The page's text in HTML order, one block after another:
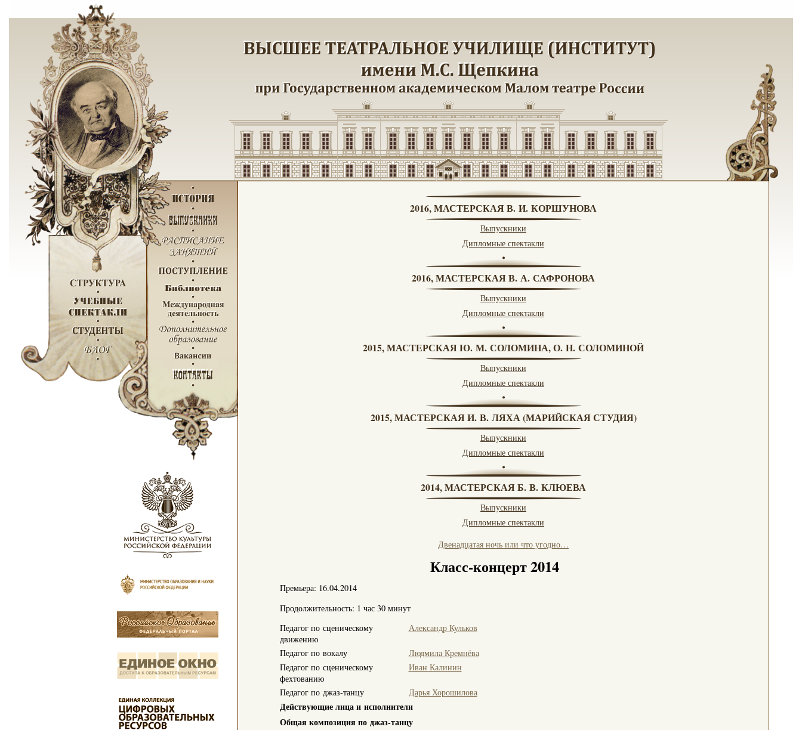
2016, МАСТЕРСКАЯ В. И. КОРШУНОВА
Выпускники
Дипломные спектакли
2016, МАСТЕРСКАЯ В. А. САФРОНОВА
Выпускники
Дипломные спектакли
2015, МАСТЕРСКАЯ Ю. М. СОЛОМИНА, О. Н. СОЛОМИНОЙ
Выпускники
Дипломные спектакли
2015, МАСТЕРСКАЯ И. В. ЛЯХА (МАРИЙСКАЯ СТУДИЯ)
Выпускники
Дипломные спектакли
2014, МАСТЕРСКАЯ Б. В. КЛЮЕВА
Выпускники
Дипломные спектакли
Двенадцатая ночь или что угодно…
Класс-концерт 2014
Премьера: 16.04.2014
Продолжительность: 1 час 30 минут
Педагог по сценическому
движению
Александр Кульков
Педагог по вокалу
Людмила Кремнёва
Педагог по сценическому
фехтованию
Иван Калинин
Педагог по джаз-танцу Дарья Хорошилова
Действующие лица и исполнители
Общая композиция по джаз-танцу